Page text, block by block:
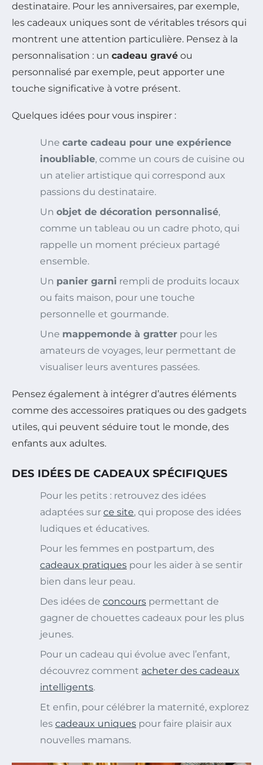
destinataire. Pour les anniversaires, par exemple,
les cadeaux uniques sont de véritables trésors qui
montrent une attention particulière. Pensez à la
personnalisation : un cadeau gravé ou
personnalisé par exemple, peut apporter une
touche significative à votre présent.
Quelques idées pour vous inspirer :
Une carte cadeau pour une expérience
inoubliable, comme un cours de cuisine ou
un atelier artistique qui correspond aux
passions du destinataire.
Un objet de décoration personnalisé,
comme un tableau ou un cadre photo, qui
rappelle un moment précieux partagé
ensemble.
Un panier garni rempli de produits locaux
ou faits maison, pour une touche
personnelle et gourmande.
Une mappemonde à gratter pour les
amateurs de voyages, leur permettant de
visualiser leurs aventures passées.
Pensez également à intégrer d’autres éléments
comme des accessoires pratiques ou des gadgets
utiles, qui peuvent séduire tout le monde, des
enfants aux adultes.
DES IDÉES DE CADEAUX SPÉCIFIQUES
Pour les petits : retrouvez des idées
adaptées sur ce site, qui propose des idées
ludiques et éducatives.
Pour les femmes en postpartum, des
cadeaux pratiques pour les aider à se sentir
bien dans leur peau.
Des idées de concours permettant de
gagner de chouettes cadeaux pour les plus
jeunes.
Pour un cadeau qui évolue avec l’enfant,
découvrez comment acheter des cadeaux
intelligents.
Et enfin, pour célébrer la maternité, explorez
les cadeaux uniques pour faire plaisir aux
nouvelles mamans.